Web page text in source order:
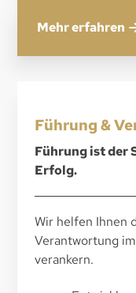
Mehr erfahren
Führung &
Führung ist der
Erfolg.
Wir helfen Ihnen
Verantwortung
verankern.